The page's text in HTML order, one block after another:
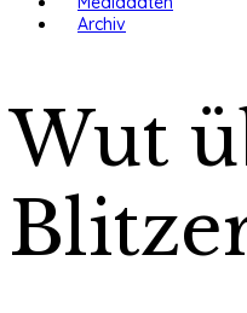
Archiv
Wut